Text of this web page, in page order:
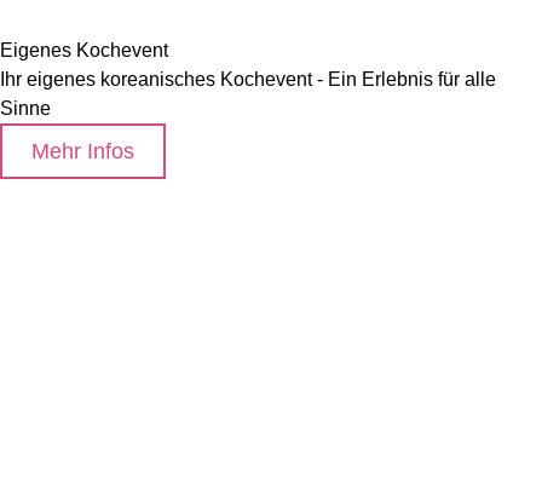
Eigenes Kochevent
Ihr eigenes koreanisches Kochevent - Ein Erlebnis für alle
Sinne
Mehr Infos